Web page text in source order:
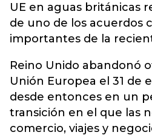
UE en aguas británicas
de uno de los acuerdos
importantes de la
Reino Unido abandonó
Unión Europea el 31 de
desde entonces en un
transición en el que las
comercio, viajes y